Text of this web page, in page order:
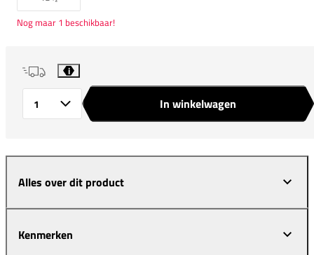
Nog maar 1 beschikbaar!
i
In winkelwagen
Alles over dit product
Kenmerken